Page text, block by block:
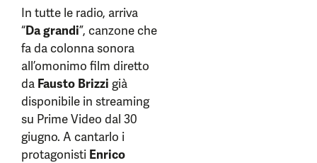
In tutte le radio, arriva
“Da grandi”, canzone che
fa da colonna sonora
all’omonimo film diretto
da Fausto Brizzi già
disponibile in streaming
su Prime Video dal 30
giugno. A cantarlo i
protagonisti Enrico